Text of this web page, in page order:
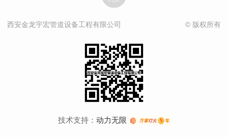
© 版权所有
西安金龙宇宏管道设备工程有限公司
技术支持： 动力无限